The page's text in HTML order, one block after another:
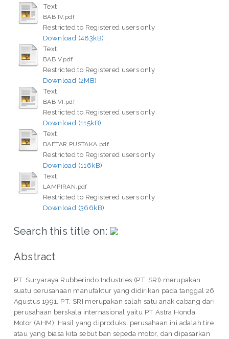
Text
BAB IV.pdf
Restricted to Registered users only
Download (483kB)
Text
BAB V.pdf
Restricted to Registered users only
Download (2MB)
Text
BAB VI.pdf
Restricted to Registered users only
Download (115kB)
Text
DAFTAR PUSTAKA.pdf
Restricted to Registered users only
Download (116kB)
Text
LAMPIRAN.pdf
Restricted to Registered users only
Download (366kB)
Search this title on:
Abstract
PT. Suryaraya Rubberindo Industries (PT. SRI) merupakan
suatu perusahaan manufaktur yang didirikan pada tanggal 26
Agustus 1991, PT. SRI merupakan salah satu anak cabang dari
perusahaan berskala internasional yaitu PT Astra Honda
Motor (AHM). Hasil yang diproduksi perusahaan ini adalah tire
atau yang biasa kita sebut ban sepeda motor, dan dipasarkan